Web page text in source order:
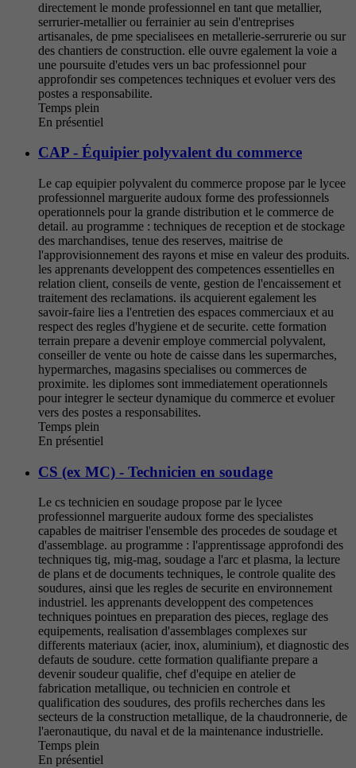
directement le monde professionnel en tant que metallier,
serrurier-metallier ou ferrainier au sein d'entreprises
artisanales, de pme specialisees en metallerie-serrurerie ou sur
des chantiers de construction. elle ouvre egalement la voie a
une poursuite d'etudes vers un bac professionnel pour
approfondir ses competences techniques et evoluer vers des
postes a responsabilite.
Temps plein
En présentiel
CAP - Équipier polyvalent du commerce
Le cap equipier polyvalent du commerce propose par le lycee
professionnel marguerite audoux forme des professionnels
operationnels pour la grande distribution et le commerce de
detail. au programme : techniques de reception et de stockage
des marchandises, tenue des reserves, maitrise de
l'approvisionnement des rayons et mise en valeur des produits.
les apprenants developpent des competences essentielles en
relation client, conseils de vente, gestion de l'encaissement et
traitement des reclamations. ils acquierent egalement les
savoir-faire lies a l'entretien des espaces commerciaux et au
respect des regles d'hygiene et de securite. cette formation
terrain prepare a devenir employe commercial polyvalent,
conseiller de vente ou hote de caisse dans les supermarches,
hypermarches, magasins specialises ou commerces de
proximite. les diplomes sont immediatement operationnels
pour integrer le secteur dynamique du commerce et evoluer
vers des postes a responsabilites.
Temps plein
En présentiel
CS (ex MC) - Technicien en soudage
Le cs technicien en soudage propose par le lycee
professionnel marguerite audoux forme des specialistes
capables de maitriser l'ensemble des procedes de soudage et
d'assemblage. au programme : l'apprentissage approfondi des
techniques tig, mig-mag, soudage a l'arc et plasma, la lecture
de plans et de documents techniques, le controle qualite des
soudures, ainsi que les regles de securite en environnement
industriel. les apprenants developpent des competences
techniques pointues en preparation des pieces, reglage des
equipements, realisation d'assemblages complexes sur
differents materiaux (acier, inox, aluminium), et diagnostic des
defauts de soudure. cette formation qualifiante prepare a
devenir soudeur qualifie, chef d'equipe en atelier de
fabrication metallique, ou technicien en controle et
qualification des soudures, des profils recherches dans les
secteurs de la construction metallique, de la chaudronnerie, de
l'aeronautique, du naval et de la maintenance industrielle.
Temps plein
En présentiel